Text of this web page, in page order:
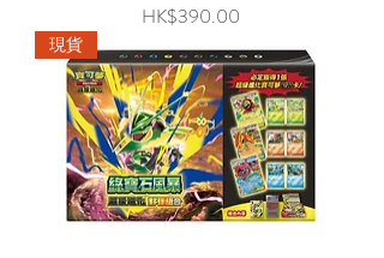
價格
HK$390.00
現貨